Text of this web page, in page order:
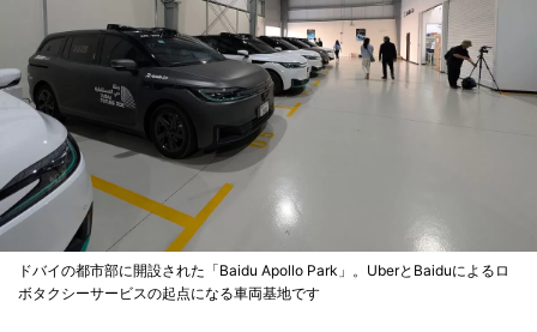
ドバイの都市部に開設された「Baidu Apollo Park」。UberとBaiduによるロ
ボタクシーサービスの起点になる車両基地です